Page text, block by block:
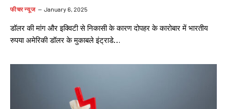
फीचर न्यूज January 6, 2025
डॉलर की मांग और इक्विटी से निकासी के कारण दोपहर के कारोबार में भारतीय
रुपया अमेरिकी डॉलर के मुकाबले इंट्राडे…